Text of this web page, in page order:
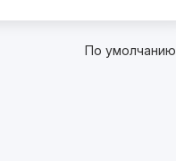
По умолчанию